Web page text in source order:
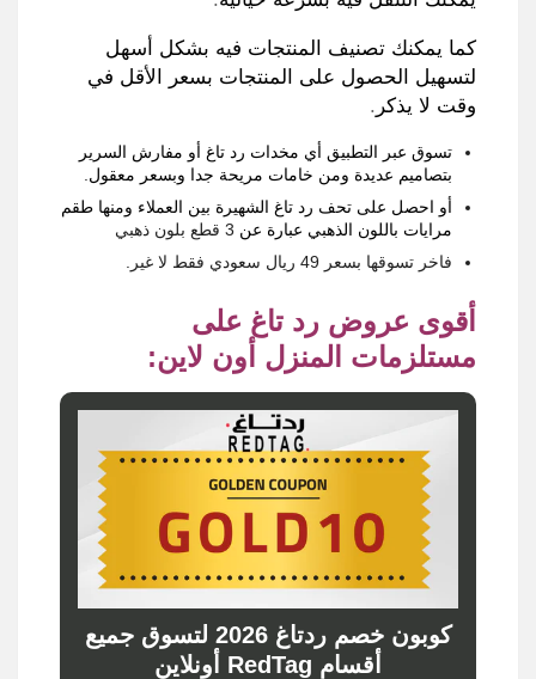
كما يمكنك تصنيف المنتجات فيه بشكل أسهل
لتسهيل الحصول على المنتجات بسعر الأقل في
وقت لا يذكر .
تسوق عبر التطبيق أي مخدات رد تاغ أو مفارش السرير
بتصاميم عديدة ومن خامات مريحة جدا وبسعر معقول.
أو احصل على تحف رد تاغ الشهيرة بين العملاء ومنها طقم
مرايات باللون الذهبي عبارة عن 3 قطع بلون ذهبي
فاخر تسوقها بسعر 49 ريال سعودي فقط لا غير .
أقوى عروض رد تاغ على
مستلزمات المنزل أون لاين:
كوبون خصم ردتاغ 2026 لتسوق جميع
أقسام RedTag أونلاين